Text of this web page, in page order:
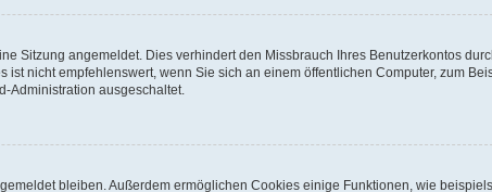
Sitzung angemeldet. Dies verhindert den Missbrauch Ihres Benutzerkontos
nicht empfehlenswert, wenn Sie sich an einem öffentlichen Computer, zum
Administration ausgeschaltet.
bleiben. Außerdem ermöglichen Cookies einige Funktionen, wie